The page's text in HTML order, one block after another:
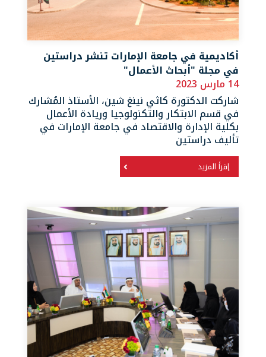
أكاديمية في جامعة الإمارات تنشر دراستين
في مجلة "أبحاث الأعمال"
14 مارس 2023
شاركت الدكتورة كاثي نينغ شين، الأستاذ المُشارك
في قسم الابتكار والتكنولوجيا وريادة الأعمال
بكلية الإدارة والاقتصاد في جامعة الإمارات في
تأليف دراستين
إقرأ المزيد